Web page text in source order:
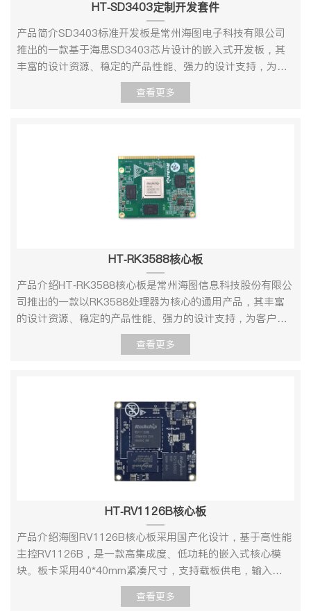
host 驱动USB deviceUSB 2.0 device 驱动INPUTHDMI 输入
驱动MMC/SDMMC/SD 控制器驱动I2SI2S 总线驱动
OUPTHDMI 输出驱动SPISPI 总线驱动eMMCeMMC 驱动
DDRDDR驱动AUDIOINPUT/OUTPUT输入/输出声卡驱动
Ifconfig/route等用于网络配置及相关服务程序文件系统常用
值max商业级温度0℃/70℃储存温度-10℃25℃85℃工作电
压11.7V12V12.5V功耗典型电压典型电流典型功耗
12VTBDTBD技术支持及资料 1、开发资料 提供基于核心板
的产品设计手册，包括硬件设计、系统移植、驱动开发、 应
上。 提供主芯片数据手册、软件开发环境、软件开发 SDK
包。提供 vio、avs、venc、vdec、dsp、nnie、ive 等丰富的
Linux 例程。 提供 Linux+Qt 开发环境，快速进入 Qt 应用软
件开发。 2、技术支持 协助判断产品是否存在故障 HT-
3559A 主板产品软硬件资源解释 帮助正确地编译与运行我们
提供的源代码 按照产品文档资料，解决主板内出现的异常问
AC_IN0R/AC_IN0N 。15音频输入接口1，
AC_IN1L/AC_IN1P 、AC_IN1L/AC_IN1N 。16音频输出接
口，连接到AC_OUTL/R 管脚，经过功放输出音频17拨码开
关SW1，启动介质拨码开关，详情见3.2 章节的表3-118拨
码开关SW2SW2.1：Uart0 和CAN0 功能选择。0：
CAN0； 1：Uart0。SW2.2：Uart1 和CAN1 功能选择。
能。19CAN 接口J34：CAN0 接口，J35：CAN1 接口。20
千兆网口21Uart0，使用时无需外接串口转接板，可直接与
PC 连接22Jtag 接口，可直接外接Jtag 设备，使用该功能
时，需拨码SW2.3=023预留的12V 电源接口，可作为12V
RESET 、INT）。通过扩展，可对接以上规格的屏幕。
26SensorHub 资源扣板接口，包含sensorHub 的I2C 、
SPI、PWM 等资源接口27Iris 接口28电源接口，仅用于测试
J36.2：DVDD_GPU；J36.3：DVDD_MEDIA。
30UART1 接口，使用时需外接串口转接板31UART2 接口，
口示意图中接口工作环境操作温度：0℃～＋70℃；湿
度:RH40%～RH90%（不结露）2.2、软件规格参
数 Linux Uboot版本U-Boot 2016.11启动方式支持从
eMMC 启动烧录方式调试串口 Kernel版本linux 4.9.37支持
的文件系统ext4/nfs/yaffs2/ubifs下载方式串口/网
动，保存系统时间Ethernet10/100/1000M 以太网卡驱动
USB hostUSB 2.0 host 驱动USB deviceUSB 2.0 device 驱
动INPUTHDMI 输入驱动MMC/SDMMC/SD 控制器驱动
I2SI2S 总线驱动OUPTHDMI 输出驱动SPISPI 总线驱动
eMMCeMMC 驱动DDRDDR驱动AUDIOINPUT/OUTPUT输
入/输出声卡驱动TCP/IP提供完整的TCP/IP 协议配置系统和
神经网络推理引擎，支持多种智能算法应用，神经网络加速
引擎，算力高达4Tops INT8，支持完整的API和工具链，易
于客户开发。同时，HT-SD3403还集成了多路MIPI D-PHY
接口输入，突破了数字接口的视频输入性能瓶颈，芯片支持
AI ISP，通过AI方式实现了ISP质的飞跃。另外，H.265视频
编解码引擎、视频图像处理的算法效果及性能得到了进一步
SD3403标准开发板-正面图HT-SD3403标准开发板-机械尺
寸图硬件规格参数项目类型型号参数说明核心配置处理器
HT-SD3403CPU四核ARM Cortex-A55@ 1.4GHz32KB I-
Cache，32KB D-Cache512KB L2 Cache支持 NEON 加
EMMC8GB配套传感器OS08A20主板接口11*DC12V 单板
电源输入接口2单板电源开关3RJ45千兆网口4Micro SD卡接
口5音频输入接口，AC_INL/AC_INP6音频输出接口，连接到
AC_OUTL/R管脚，经过功放输出音频7CVBS输出接口
8MIPITX扩展接口9HDMI接口10JTAG连接器11P-IRIS接口
12DC-IRIS接口13Sensor接口14DDR电源测试接口15拨码
用时需外接串口转接板23SDIO1接口，使用时需外接SDIO
WIFI24UART4接口，使用时需外接串口转接板
25DVDD_NPU,DVDD_MEDIA电源测试接口26UART2接
口，使用时需外接串口转接板，并将电阻R3114移到R3115,
阻R3117移到R3116,27系统外部复位按键28一键升级按键
（不结露）软件规格参数 Linux Uboot版本U-Boot
2016.11启动方式支持从eMMC 启动烧录方式调试串
口 Kernel版本linux 4.9支持的文件系统
ext4/nfs/yaffs2/ubifs下载方式串口/网口 Device
间Ethernet10/100 以太网卡驱动USB hostUSB 2.0 host 驱
HT-SD3403定制开发套件
产品简介SD3403标准开发板是常州海图电子科技有限公司
推出的一款基于海思SD3403芯片设计的嵌入式开发板，其
丰富的设计资源、稳定的产品性能、强力的设计支持，为客
户二次开发快速转化产品提供强有力的技术保障。SD3403
集多种优势于一身，具有强劲的处理器性能以及强悍的视频
速,集成FPU 处理单元。SD3403主板提供1路sensor输入、2
路USB2.0、1路USB3.0、1路10M/100M网络、RS232、
RS485、GPIO、RTC、PCIE等丰富外围接口。SD3403是
针对高清/超高清（1080p/4M/5M/4K）IPC产品应用开发的
神经网络加速引擎，算力高达10Tops INT8，支持完整的
API和工具链，易于客户开发。同时，SD3403还集成了多路
MIPI D-PHY接口输入，突破了数字接口的视频输入性能瓶
颈，芯片支持AI ISP，通过AI方式实现了ISP质的飞跃。另
外，H.265视频编解码引擎、视频图像处理的算法效果及性
能得到了进一步提升。结合丰富的外围设备及高速接口，该
景。产品外观 SD3403定制开发板-正面图 产品规格1、机械
尺寸 HT-SD3403定制开发板-机械尺寸图2、硬件资源描述
项目类型型号参数说明核心配置处理器3403GPU四核ARM
Cortex-A55@ 1.4GHzNPU10Tops,存储内存DDR8GB存储
EMMC8GBSPI FLASH无连接器BTB连接器间距1.27mm，
160Pin板载功能接口视频输入HDMI*1输入分辨率为4K视频
121000M/100M/10M主板接口HDMI OUT0最大支持
4096x2160@60fps原生HDMI OUT1最大支持
1080P@60fpsBT.1120VGA网口
210M/100M/1000MRGMII资源音频LINE IN /LINE
OUTUSBX2USB2.0USBx1USB3.0 SATAX4RESET外部按
键硬复位LED-1供电提示DC12电源输入RS485RS232工作
查看更多
HT-RK3588核心板
产品介绍HT-RK3588核心板是常州海图信息科技股份有限公
司推出的一款以RK3588处理器为核心的通用产品，其丰富
的设计资源、稳定的产品性能、强力的设计支持，为客户二
次开发快速转化产品提供强有力的技术保障。HT-RK3588核
心板集多种优势于一身，芯片采用先进的12nm低功耗工艺和
核心板H.265/H.264编解码，编码/解码性能高达
8K@30fps/8K@60fps, 支持WDR、多级降噪、六轴防抖及
多种图像增强和矫正算法， 为客户提供专业级的图像质量。
支持多种分类神经网络 ，支持完整的 API 和工具链（编译
器、仿真器），易于适配客户定制网络等。RK3588提供了
丰富的计算资源，支撑行业类应用和消费类应用。 RK3588
启动、实时性和外设驱动的丰富性得以兼顾 。产品规格HT-
RK3588核心板正面图HT-RK3588核心板 机械尺寸图连接器
型号（核心板）J40,J41FX10A-120S-SV（21）引脚间距
0.65mm硬件规格参数项目类型型号参数说明核心配置处理
器RK35884*A76+4*A55NPU6Tops 神经网络运算性能存储
内存DDR48GB存储EMMC32GB连接器底板连接器
查看更多
HT-RV1126B核心板
产品介绍海图RV1126B核心板采用国产化设计，基于高性能
主控RV1126B，是一款高集成度、低功耗的嵌入式核心模
块。板卡采用40*40mm紧凑尺寸，支持载板供电，输入
5V，典型功耗小于2W，并支持待机模式。核心配置方面，
板载最高4GB DDR4内存及最高64GB EMMC存储，具备强
查看更多